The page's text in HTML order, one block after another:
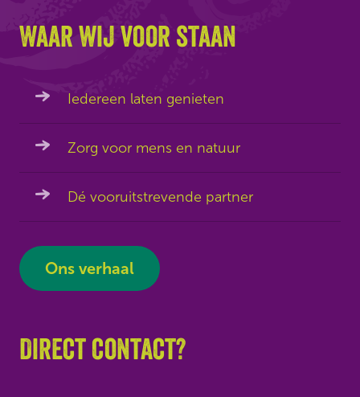
Waar wij voor staan
Iedereen laten genieten
Zorg voor mens en natuur
Dé vooruitstrevende partner
Ons verhaal
Direct contact?